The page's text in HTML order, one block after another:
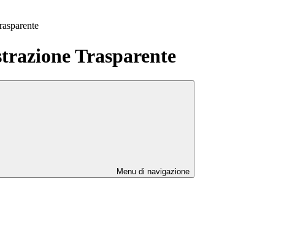
Trasparente
Menu di navigazione